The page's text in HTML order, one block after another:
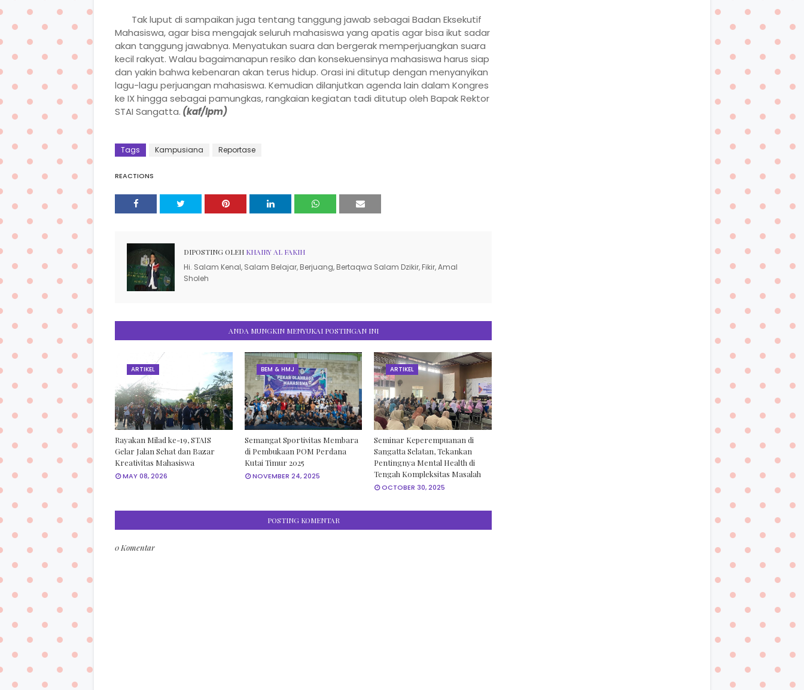
Tak luput di sampaikan juga tentang tanggung jawab sebagai Badan Eksekutif
Mahasiswa, agar bisa mengajak seluruh mahasiswa yang apatis agar bisa ikut sadar
akan tanggung jawabnya. Menyatukan suara dan bergerak memperjuangkan suara
kecil rakyat. Walau bagaimanapun resiko dan konsekuensinya mahasiswa harus siap
dan yakin bahwa kebenaran akan terus hidup. Orasi ini ditutup dengan menyanyikan
lagu-lagu perjuangan mahasiswa. Kemudian dilanjutkan agenda lain dalam Kongres
ke IX hingga sebagai pamungkas, rangkaian kegiatan tadi ditutup oleh Bapak Rektor
STAI Sangatta. (kaf/lpm)
Tags Kampusiana Reportase
REACTIONS
DIPOSTING OLEH KHAIRY AL FAKIH
Hi. Salam Kenal, Salam Belajar, Berjuang, Bertaqwa Salam Dzikir, Fikir, Amal
Sholeh
ANDA MUNGKIN MENYUKAI POSTINGAN INI
ARTIKEL
Rayakan Milad ke-19, STAIS
Gelar Jalan Sehat dan Bazar
Kreativitas Mahasiswa
MAY 08, 2026
BEM & HMJ
Semangat Sportivitas Membara
di Pembukaan POM Perdana
Kutai Timur 2025
NOVEMBER 24, 2025
ARTIKEL
Seminar Keperempuanan di
Sangatta Selatan, Tekankan
Pentingnya Mental Health di
Tengah Kompleksitas Masalah
OCTOBER 30, 2025
POSTING KOMENTAR
0 Komentar